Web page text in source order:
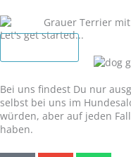
Let's get started...
Bei uns findest Du nur
selbst bei uns im
würden, aber auf jeden
haben.